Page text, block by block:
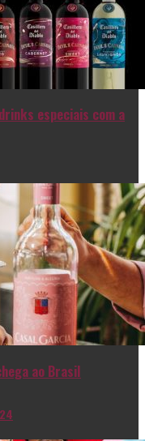
especiais com a
ao Brasil